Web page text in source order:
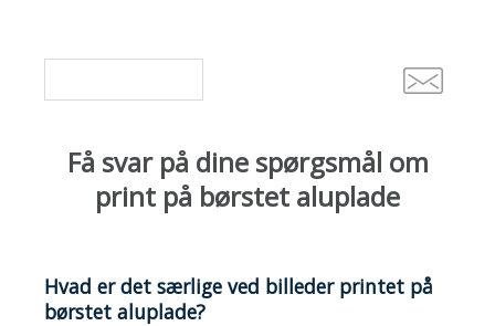
Få svar på dine spørgsmål om
print på børstet aluplade
Hvad er det særlige ved billeder printet på
børstet aluplade?